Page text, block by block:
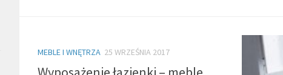
MEBLE I WNĘTRZA 25 WRZEŚNIA 2017